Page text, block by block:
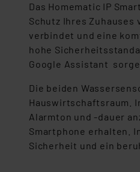
Das Homematic IP
Schutz Ihres Zuhauses
verbindet und eine
hohe
Google Assistant
Die beiden
Hauswirtschaftsraum.
Alarmton und -dauer
Smartphone erhalten.
Sicherheit und ein